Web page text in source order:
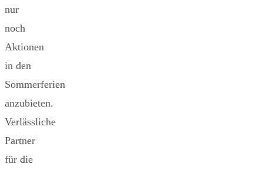
nur
noch
Aktionen
in den
Sommerferien
anzubieten.
Verlässliche
Partner
für die